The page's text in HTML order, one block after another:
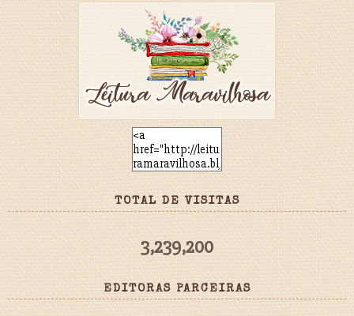
TOTAL DE VISITAS
3,239,200
EDITORAS PARCEIRAS